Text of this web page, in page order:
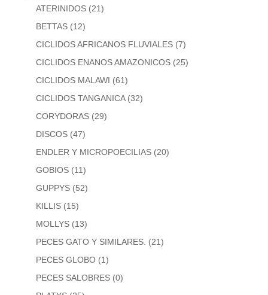
ATERINIDOS (21)
BETTAS (12)
CICLIDOS AFRICANOS FLUVIALES (7)
CICLIDOS ENANOS AMAZONICOS (25)
CICLIDOS MALAWI (61)
CICLIDOS TANGANICA (32)
CORYDORAS (29)
DISCOS (47)
ENDLER Y MICROPOECILIAS (20)
GOBIOS (11)
GUPPYS (52)
KILLIS (15)
MOLLYS (13)
PECES GATO Y SIMILARES. (21)
PECES GLOBO (1)
PECES SALOBRES (0)